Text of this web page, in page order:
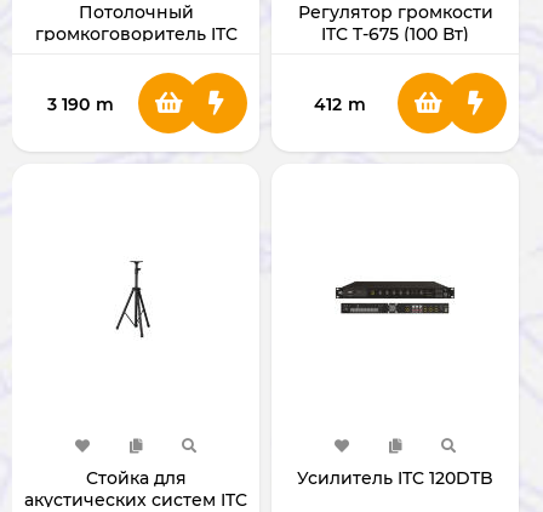
Потолочный
громкоговоритель ITC
3 190 m
Регулятор громкости
ITC T-675 (100 Вт)
412 m
Cтойка для
акустических систем ITC
Усилитель ITC 120DTB